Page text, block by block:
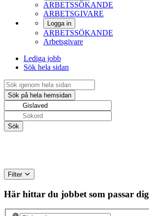
ARBETSSÖKANDE
ARBETSGIVARE
Logga in
ARBETSSÖKANDE
Arbetsgivare
Lediga jobb
Sök hela sidan
Filter
Här hittar du jobbet som passar dig